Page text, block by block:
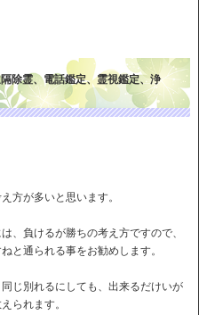
除霊、電話鑑定、霊視鑑定、浄
方が多いと思います。
、負けるが勝ちの考え方ですので、
と通られる事をお勧めします。
じ別れるにしても、出来るだけいが
られます。